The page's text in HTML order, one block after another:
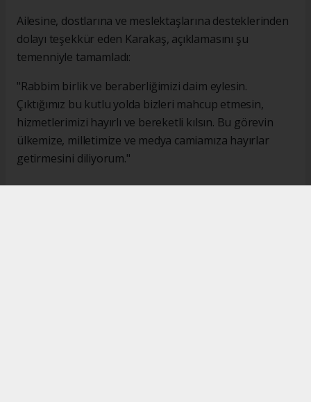
Ailesine, dostlarına ve meslektaşlarına desteklerinden
dolayı teşekkür eden Karakaş, açıklamasını şu
temenniyle tamamladı:
"Rabbim birlik ve beraberliğimizi daim eylesin.
Çıktığımız bu kutlu yolda bizleri mahcup etmesin,
hizmetlerimizi hayırlı ve bereketli kılsın. Bu görevin
ülkemize, milletimize ve medya camiamıza hayırlar
getirmesini diliyorum."